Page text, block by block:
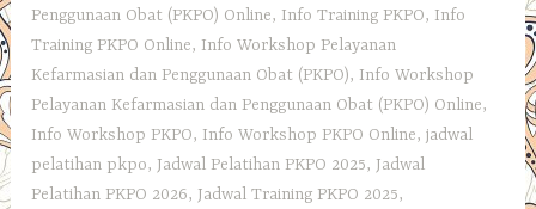
Penggunaan Obat (PKPO) Online, Info Training PKPO, Info
Training PKPO Online, Info Workshop Pelayanan
Kefarmasian dan Penggunaan Obat (PKPO), Info Workshop
Pelayanan Kefarmasian dan Penggunaan Obat (PKPO) Online,
Info Workshop PKPO, Info Workshop PKPO Online,jadwal
pelatihan pkpo, Jadwal Pelatihan PKPO 2025, Jadwal
Pelatihan PKPO 2026, Jadwal Training PKPO 2025,